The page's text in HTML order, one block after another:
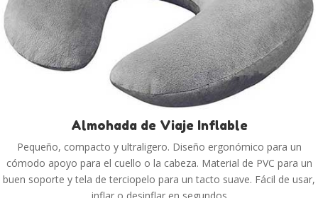
Almohada de Viaje Inflable
Pequeño, compacto y ultraligero. Diseño ergonómico para un
cómodo apoyo para el cuello o la cabeza. Material de PVC para un
buen soporte y tela de terciopelo para un tacto suave. Fácil de usar,